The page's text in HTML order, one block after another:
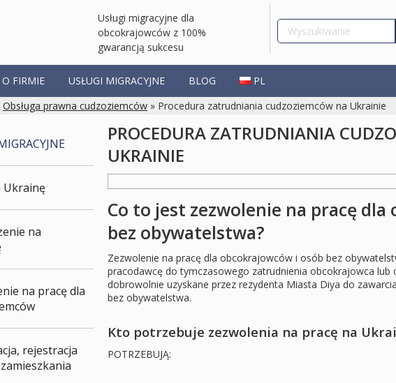
Usługi migracyjne dla
obcokrajowców z 100%
gwarancją sukcesu
O FIRMIE USŁUGI MIGRACYJNE BLOG PL
Obsługa prawna cudzoziemców » Procedura zatrudniania cudzoziemców na Ukrainie
PROCEDURA ZATRUDNIANIA
UKRAINIE
Co to jest zezwolenie na pracę
bez obywatelstwa?
Zezwolenie na pracę dla obcokrajowców i osób bez
pracodawcę do tymczasowego zatrudnienia obcokrajowca
dobrowolnie uzyskane przez rezydenta Miasta Dіya do
bez obywatelstwa.
Kto potrzebuje zezwolenia na pracę na
POTRZEBUJĄ:
Ukrainę
na
na pracę dla
rejestracja